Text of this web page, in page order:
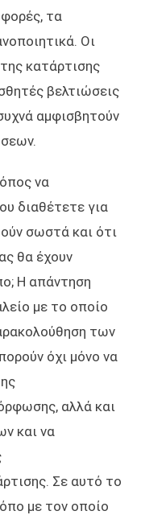
τα
Οι
κατάρτισης
βελτιώσεις
αμφισβητούν
να
διαθέτετε για
σωστά και ότι
θα έχουν
Η απάντηση
με το οποίο
των
όχι μόνο να
αλλά και
και να
Σε αυτό το
με τον οποίο